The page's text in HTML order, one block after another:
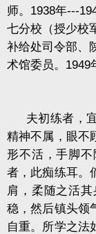
师。 1938年---
七分校（授少校
补给处司令部、
术馆委员。 1949
夫初练者，
精神不属，眼不
形不活，手脚
者，此痴练耳。
肩，柔随之活
稳，然后镇头领
自重。所学之法